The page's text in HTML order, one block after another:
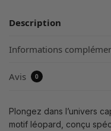
Description
Informations
Avis 0
Plongez dans l’univers
motif léopard, conçu